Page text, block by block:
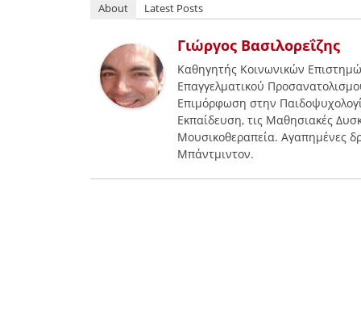
About Latest Posts
Γιώργος Βασιλορεΐζης
Καθηγητής Κοινωνικών
Επαγγελματικού
Επιμόρφωση στην
Εκπαίδευση, τις Μαθησιακές
Μουσικοθεραπεία. Αγαπημένες
Μπάντμιντον.